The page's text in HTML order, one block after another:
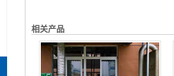
相关产品